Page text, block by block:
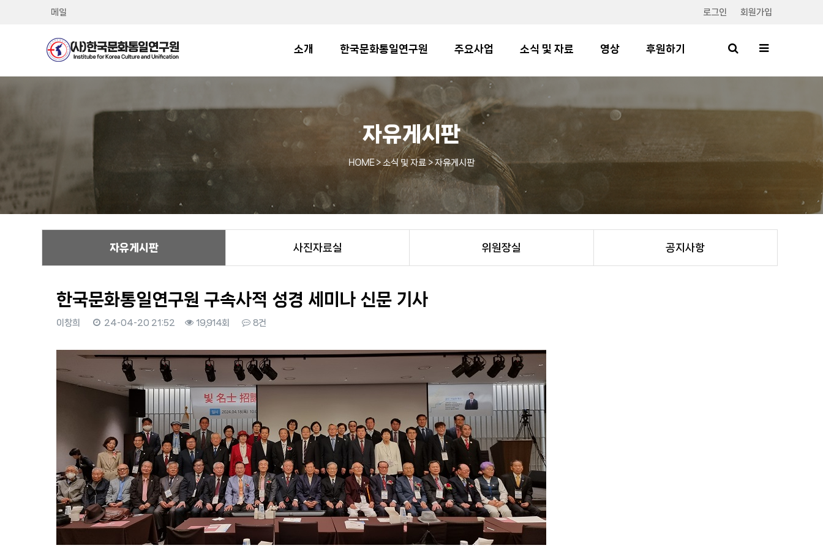
회원가입
로그인
메일
소개 한국문화통일연구원 주요사업 소식 및 자료 영상 후원하기
자유게시판
HOME > 소식 및 자료 > 자유게시판
자유게시판 사진자료실 위원장실 공지사항
한국문화통일연구원 구속사적 성경 세미나 신문 기사
이창희 24-04-20 21:52 19,914회 8건